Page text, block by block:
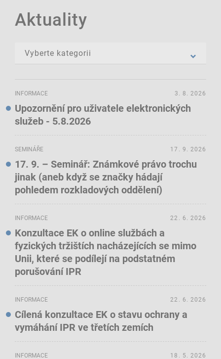
Aktuality
INFORMACE
Upozornění pro uživatele elektronických
služeb - 5.8.2026
3. 8. 2026
SEMINÁŘE
17. 9. – Seminář: Známkové právo trochu
jinak (aneb když se značky hádají
pohledem rozkladových oddělení)
17. 9. 2026
INFORMACE
Konzultace EK o online službách a
fyzických tržištích nacházejících se mimo
Unii, které se podílejí na podstatném
porušování IPR
22. 6. 2026
INFORMACE
Cílená konzultace EK o stavu ochrany a
vymáhání IPR ve třetích zemích
22. 6. 2026
INFORMACE 18. 5. 2026